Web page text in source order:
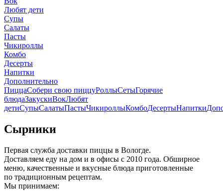
Любят дети
Супы
Салаты
Пасты
Чикироллы
Комбо
Десерты
Напитки
Дополнительно
ПиццаСобери свою пиццуРоллыСетыГорячие
блюдаЗакускиВокЛюбят
детиСупыСалатыПастыЧикироллыКомбоДесертыНапитки
Сырники
Первая служба доставки пиццы в Вологде.
Доставляем еду на дом и в офисы с 2010 года. Обширное
меню, качественные и вкусные блюда приготовленные
по традиционным рецептам.
Мы принимаем: